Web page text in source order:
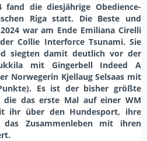
die diesjährige Obedience-
Riga statt. Die Beste und
war am Ende Emiliana Cirelli
Collie Interforce Tsunami. Sie
siegten damit deutlich vor der
mit Gingerbell Indeed A
Norwegerin Kjellaug Selsaas mit
). Es ist der bisher größte
die das erste Mal auf einer WM
ihr über den Hundesport, ihre
das Zusammenleben mit ihren